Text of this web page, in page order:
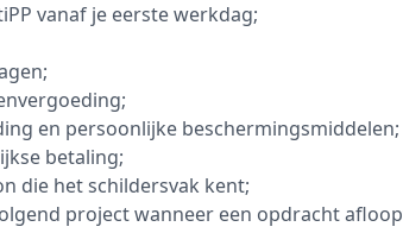
vanaf je eerste werkdag;
en persoonlijke beschermingsmiddelen;
betaling;
die het schildersvak kent;
project wanneer een opdracht